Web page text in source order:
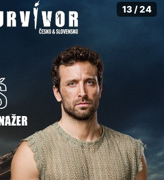
13 / 24